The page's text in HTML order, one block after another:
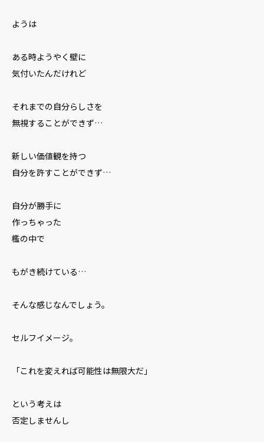
ようは
ある時ようやく壁に
気付いたんだけれど
それまでの自分らしさを
無視することができず…
新しい価値観を持つ
自分を許すことができず…
自分が勝手に
作っちゃった
檻の中で
もがき続けている…
そんな感じなんでしょう。
セルフイメージ。
「これを変えれば可能性は無限大だ」
という考えは
否定しませんし